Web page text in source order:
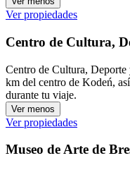
Ver propiedades
Centro de Cultura,
Centro de Cultura, Deporte
km del centro de Kodeń,
durante tu viaje.
Ver menos
Ver propiedades
Museo de Arte de